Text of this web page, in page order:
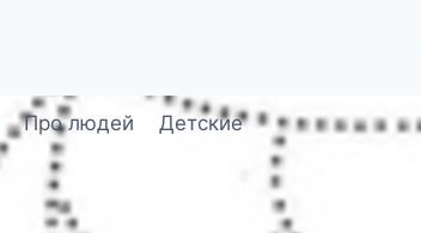
Про людей Детские